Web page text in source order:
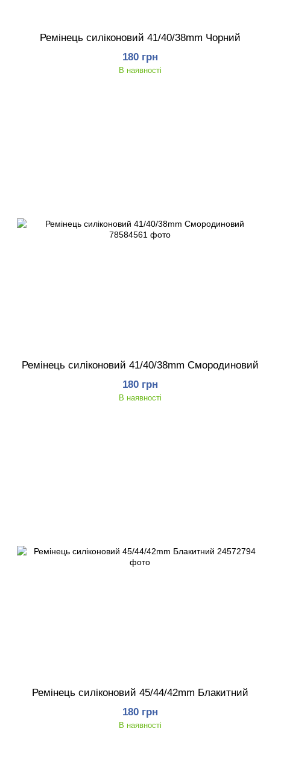
Ремінець силіконовий 41/40/38mm Чорний
180 грн
В наявності
Ремінець силіконовий 41/40/38mm Смородиновий
180 грн
В наявності
Ремінець силіконовий 45/44/42mm Блакитний
180 грн
В наявності